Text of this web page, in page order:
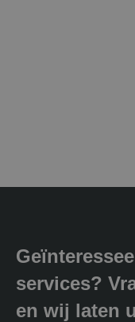
services?
en wij laten